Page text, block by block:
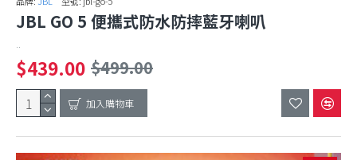
JBL GO 5 便攜式防水防摔藍牙喇叭
..
$439.00 $499.00
加入購物車